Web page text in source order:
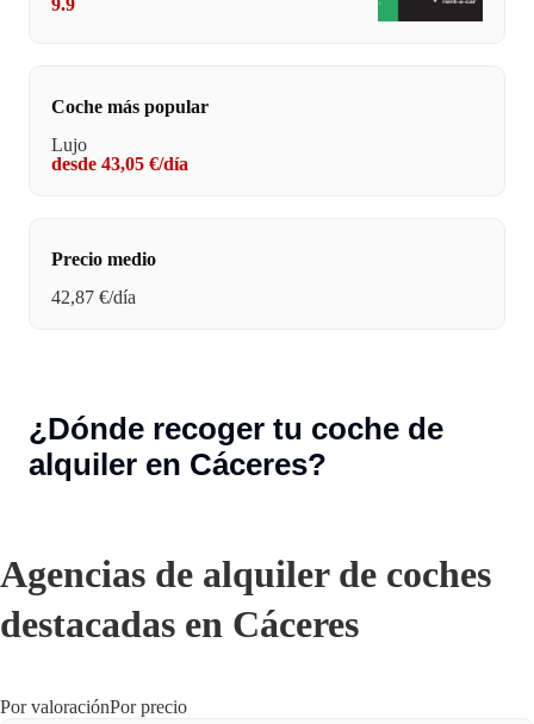
9.9
Coche más popular
Lujo
desde 43,05 €/día
Precio medio
42,87 €/día
¿Dónde recoger tu coche de
alquiler en Cáceres?
Agencias de alquiler de coches
destacadas en Cáceres
Por valoraciónPor precio